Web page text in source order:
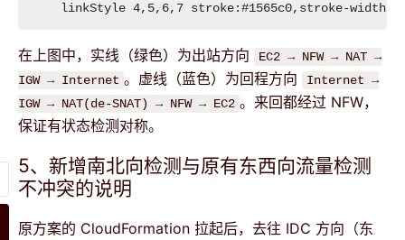
linkStyle 4,5,6,7 stroke:#1565c0,stroke-
在上图中，实线（绿色）为出站方向
EC2 → NFW → NAT →
IGW → Internet 。虚线（蓝色）为回程方向
Internet →
IGW → NAT(de-SNAT) → NFW → EC2 。来回都经过 NFW，
保证有状态检测对称。
5、新增南北向检测与原有东西向流量检测
不冲突的说明
原方案的 CloudFormation 拉起后，去往 IDC 方向（东